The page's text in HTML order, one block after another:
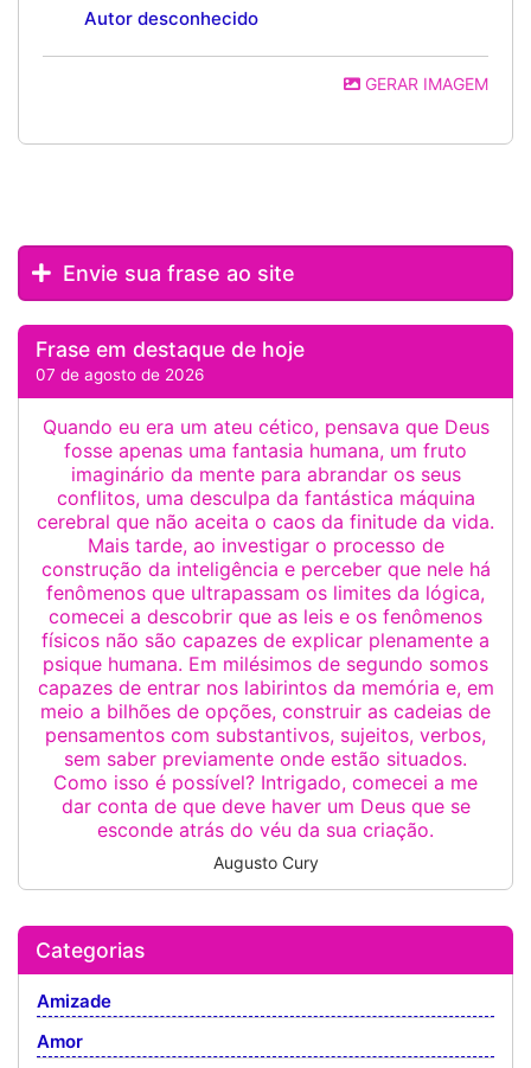
Autor desconhecido
GERAR IMAGEM
Envie sua frase ao site
Frase em destaque de hoje
07 de agosto de 2026
Quando eu era um ateu cético, pensava que Deus
fosse apenas uma fantasia humana, um fruto
imaginário da mente para abrandar os seus
conflitos, uma desculpa da fantástica máquina
cerebral que não aceita o caos da finitude da vida.
Mais tarde, ao investigar o processo de
construção da inteligência e perceber que nele há
fenômenos que ultrapassam os limites da lógica,
comecei a descobrir que as leis e os fenômenos
físicos não são capazes de explicar plenamente a
psique humana. Em milésimos de segundo somos
capazes de entrar nos labirintos da memória e, em
meio a bilhões de opções, construir as cadeias de
pensamentos com substantivos, sujeitos, verbos,
sem saber previamente onde estão situados.
Como isso é possível? Intrigado, comecei a me
dar conta de que deve haver um Deus que se
esconde atrás do véu da sua criação.
Augusto Cury
Categorias
Amizade
Amor